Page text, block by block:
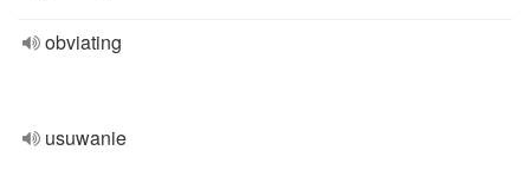
obviating
usuwanie